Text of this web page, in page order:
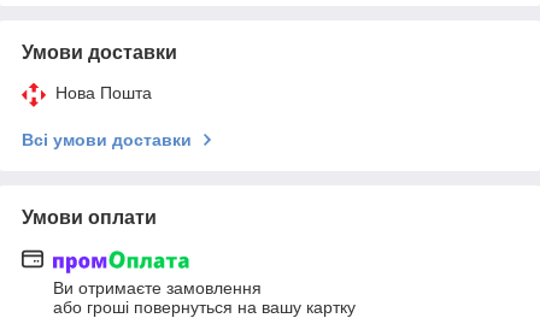
Умови доставки
Нова Пошта
Всі умови доставки
Умови оплати
Ви отримаєте замовлення
або гроші повернуться на вашу картку